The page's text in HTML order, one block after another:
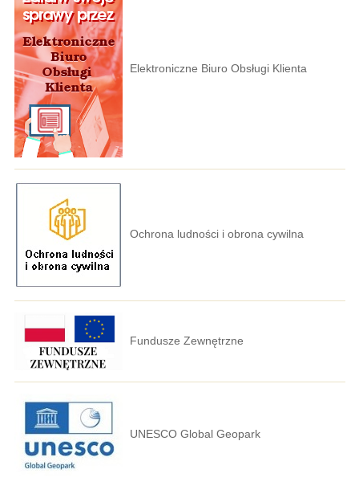
Elektroniczne Biuro Obsługi Klienta
Ochrona ludności i obrona cywilna
Fundusze Zewnętrzne
UNESCO Global Geopark